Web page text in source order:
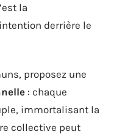
la
derrière le
proposez une
: chaque
immortalisant la
collective peut